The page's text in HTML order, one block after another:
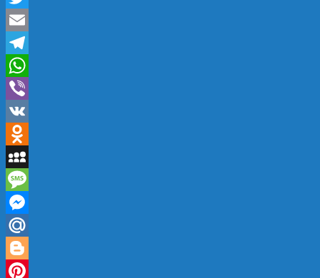
Twitter
Email
Telegram
WhatsApp
Viber
VK
Odnoklassniki
MySpace
Message
Messenger
Mail.Ru
Blogger